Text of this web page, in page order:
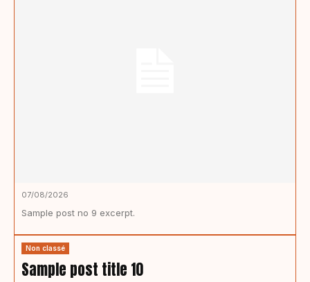
07/08/2026
Sample post no 9 excerpt.
Non classé
Sample post title 10